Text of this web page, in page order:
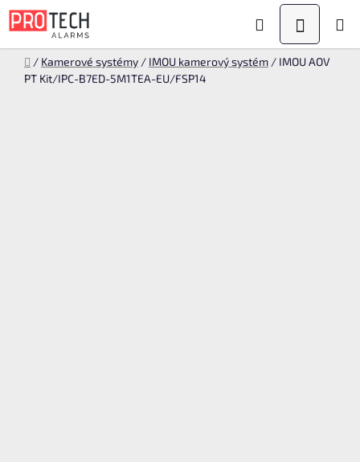
Přejít
na
Hledat
KOŠÍK
Domů
/ Kamerové systémy / IMOU kamerový systém / IMOU AOV
PT Kit/IPC-B7ED-5M1TEA-EU/FSP14